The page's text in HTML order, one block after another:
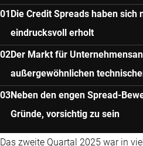
Die Credit Spreads haben sich
eindrucksvoll erholt
Der Markt für
außergewöhnlichen
Neben den engen Spread-
Gründe, vorsichtig zu sein
Das zweite Quartal 2025 war in